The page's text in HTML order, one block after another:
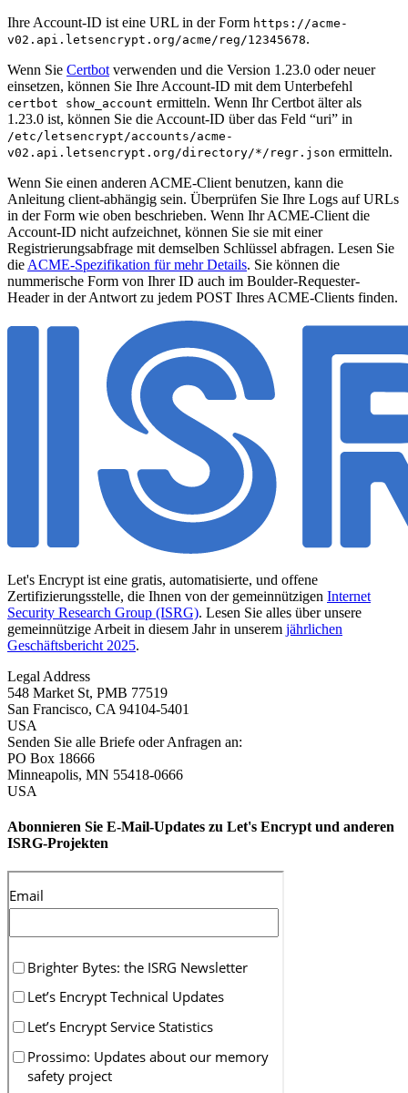
Ihre Account-ID ist eine URL in der Form https://acme-
v02.api.letsencrypt.org/acme/reg/12345678.
Wenn Sie Certbot verwenden und die Version 1.23.0 oder neuer
einsetzen, können Sie Ihre Account-ID mit dem Unterbefehl
certbot show_account ermitteln. Wenn Ihr Certbot älter als
1.23.0 ist, können Sie die Account-ID über das Feld “uri” in
/etc/letsencrypt/accounts/acme-
v02.api.letsencrypt.org/directory/*/regr.json ermitteln.
Wenn Sie einen anderen ACME-Client benutzen, kann die
Anleitung client-abhängig sein. Überprüfen Sie Ihre Logs auf URLs
in der Form wie oben beschrieben. Wenn Ihr ACME-Client die
Account-ID nicht aufzeichnet, können Sie sie mit einer
Registrierungsabfrage mit demselben Schlüssel abfragen. Lesen Sie
die ACME-Spezifikation für mehr Details. Sie können die
nummerische Form von Ihrer ID auch im Boulder-Requester-
Header in der Antwort zu jedem POST Ihres ACME-Clients finden.
Let's Encrypt ist eine gratis, automatisierte, und offene
Zertifizierungsstelle, die Ihnen von der gemeinnützigen Internet
Security Research Group (ISRG). Lesen Sie alles über unsere
gemeinnützige Arbeit in diesem Jahr in unserem jährlichen
Geschäftsbericht 2025.
Legal Address
548 Market St, PMB 77519
San Francisco, CA 94104-5401
USA
Senden Sie alle Briefe oder Anfragen an:
PO Box 18666
Minneapolis, MN 55418-0666
USA
Abonnieren Sie E-Mail-Updates zu Let's Encrypt und anderen
ISRG-Projekten